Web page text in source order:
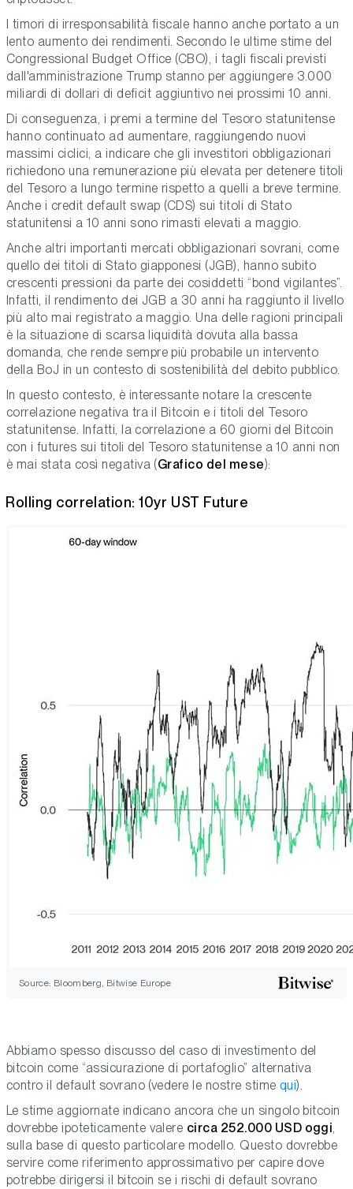
I timori di irresponsabilità fiscale hanno anche portato a un
lento aumento dei rendimenti. Secondo le ultime stime del
Congressional Budget Office (CBO), i tagli fiscali previsti
dall'amministrazione Trump stanno per aggiungere 3.000
miliardi di dollari di deficit aggiuntivo nei prossimi 10 anni.
Di conseguenza, i premi a termine del Tesoro statunitense
hanno continuato ad aumentare, raggiungendo nuovi
massimi ciclici, a indicare che gli investitori obbligazionari
richiedono una remunerazione più elevata per detenere titoli
del Tesoro a lungo termine rispetto a quelli a breve termine.
Anche i credit default swap (CDS) sui titoli di Stato
statunitensi a 10 anni sono rimasti elevati a maggio.
Anche altri importanti mercati obbligazionari sovrani, come
quello dei titoli di Stato giapponesi (JGB), hanno subito
crescenti pressioni da parte dei cosiddetti “bond vigilantes”.
Infatti, il rendimento dei JGB a 30 anni ha raggiunto il livello
più alto mai registrato a maggio. Una delle ragioni principali
è la situazione di scarsa liquidità dovuta alla bassa
domanda, che rende sempre più probabile un intervento
della BoJ in un contesto di sostenibilità del debito pubblico.
In questo contesto, è interessante notare la crescente
correlazione negativa tra il Bitcoin e i titoli del Tesoro
statunitense. Infatti, la correlazione a 60 giorni del Bitcoin
con i futures sui titoli del Tesoro statunitense a 10 anni non
è mai stata così negativa (Grafico del mese):
Rolling correlation: 10yr UST Future
Source: Bloomberg, Bitwise Europe
Abbiamo spesso discusso del caso di investimento del
bitcoin come “assicurazione di portafoglio” alternativa
contro il default sovrano (vedere le nostre stimequi).
Le stime aggiornate indicano ancora che un singolo bitcoin
dovrebbe ipoteticamente valere circa 252.000 USD oggi,
sulla base di questo particolare modello. Questo dovrebbe
servire come riferimento approssimativo per capire dove
potrebbe dirigersi il bitcoin se i rischi di default sovrano